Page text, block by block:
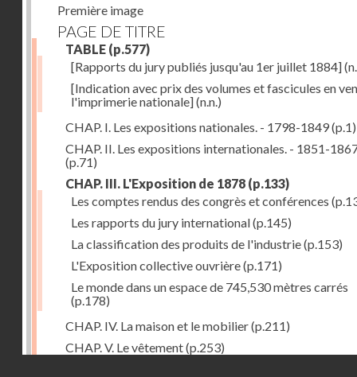
Première image
PAGE DE TITRE
TABLE (p.577)
[Rapports du jury publiés jusqu'au 1er juillet 1884]
[Indication avec prix des volumes et fascicules en
l'imprimerie nationale](n.n.)
CHAP. I. Les expositions nationales. - 1798-1849(p.1)
CHAP. II. Les expositions internationales. - 1851-
(p.71)
CHAP. III. L'Exposition de 1878 (p.133)
Les comptes rendus des congrès et conférences
Les rapports du jury international(p.145)
La classification des produits de l'industrie(p.153)
L'Exposition collective ouvrière(p.171)
Le monde dans un espace de 745,530 mètres carrés
(p.178)
CHAP. IV. La maison et le mobilier(p.211)
CHAP. V. Le vêtement(p.253)